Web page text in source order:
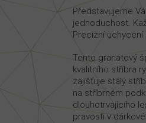
Představujeme
jednoduchost.
Precizní uchycení
Tento granátový
kvalitního stříbra
zajišťuje stálý
na stříbrném
dlouhotrvajícího
pravosti v